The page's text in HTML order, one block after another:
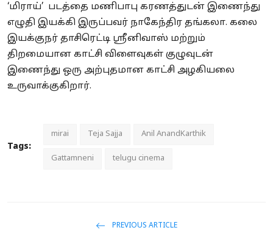
‘மிராய்’ படத்தை மணிபாபு கரணத்துடன் இணைந்து
எழுதி இயக்கி இருப்பவர் நாகேந்திர தங்கலா. கலை
இயக்குநர் தாசிரெட்டி ஸ்ரீனிவாஸ் மற்றும்
திறமையான காட்சி விளைவுகள் குழுவுடன்
இணைந்து ஒரு அற்புதமான காட்சி அழகியலை
உருவாக்குகிறார்.
Tags:
mirai Teja Sajja Anil AnandKarthik
Gattamneni telugu cinema
PREVIOUS ARTICLE